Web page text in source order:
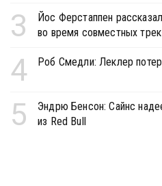
3
Йос Ферстаппен
во время совместных
4 Роб Смедли: Леклер
5
Эндрю Бенсон: Сайнс
из Red Bull